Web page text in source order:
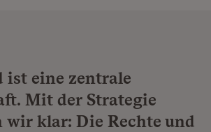
ist eine zentrale
Mit der Strategie
klar: Die Rechte und